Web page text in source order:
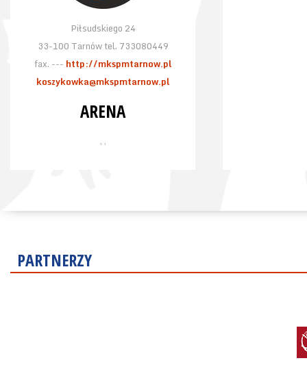
Piłsudskiego 24
33-100 Tarnów tel. 733080449
fax. --- http://mkspmtarnow.pl
koszykowka@mkspmtarnow.pl
ARENA
, ,
PARTNERZY